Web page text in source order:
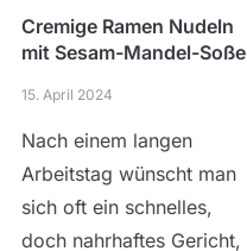
Cremige Ramen Nudeln
mit Sesam-Mandel-Soße
15. April 2024
Nach einem langen
Arbeitstag wünscht man
sich oft ein schnelles,
doch nahrhaftes Gericht,